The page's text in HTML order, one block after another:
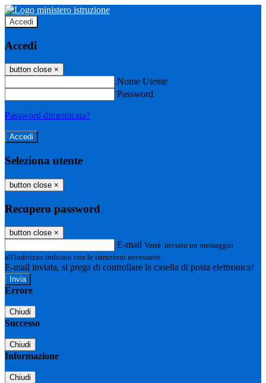
Accedi
Accedi
button close ×
Nome Utente
Password
Password dimenticata?
Seleziona utente
button close ×
Recupero password
button close ×
E-mail Verrà inviato un messaggio
all'indirizzo indicato con le istruzioni necessarie.
E-mail inviata, si prega di controllare la casella di posta elettronica!
Errore
Chiudi
Successo
Chiudi
Informazione
Chiudi